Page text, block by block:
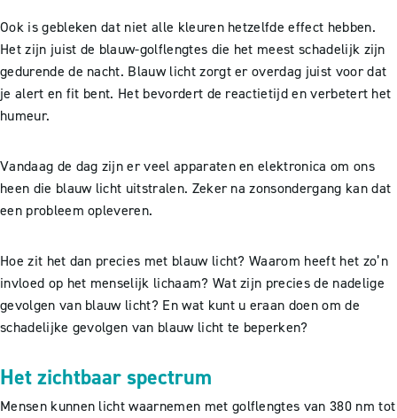
Ook is gebleken dat niet alle kleuren hetzelfde effect hebben.
Het zijn juist de blauw-golflengtes die het meest schadelijk zijn
gedurende de nacht. Blauw licht zorgt er overdag juist voor dat
je alert en fit bent. Het bevordert de reactietijd en verbetert het
humeur.
Vandaag de dag zijn er veel apparaten en elektronica om ons
heen die blauw licht uitstralen. Zeker na zonsondergang kan dat
een probleem opleveren.
Hoe zit het dan precies met blauw licht? Waarom heeft het zo’n
invloed op het menselijk lichaam? Wat zijn precies de nadelige
gevolgen van blauw licht? En wat kunt u eraan doen om de
schadelijke gevolgen van blauw licht te beperken?
Het zichtbaar spectrum
Mensen kunnen licht waarnemen met golflengtes van 380 nm tot